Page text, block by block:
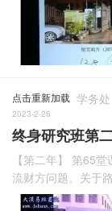
点击重新加载 学务处
2023-2-28
终身研究班第
【第二年】 第65
流财方问题。关于